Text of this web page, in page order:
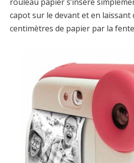
capot sur le devant et en laissant
centimètres de papier par la